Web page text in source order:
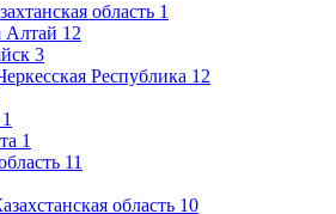
область 1
Алтай 12
3
Республика 12
1
1
11
область 10